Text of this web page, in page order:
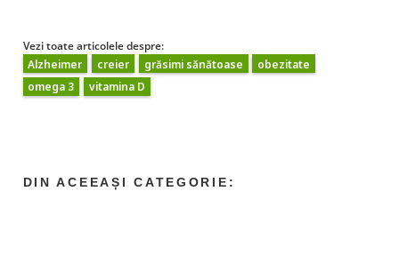
Vezi toate articolele despre:
Alzheimer
creier grăsimi sănătoase
obezitate
omega 3
vitamina D